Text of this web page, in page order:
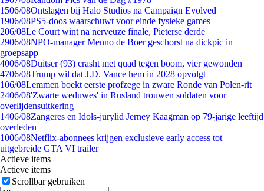
1506/08Ontslagen bij Halo Studios na Campaign Evolved
1906/08PS5-doos waarschuwt voor einde fysieke games
206/08Le Court wint na nerveuze finale, Pieterse derde
2906/08NPO-manager Menno de Boer geschorst na dickpic in
groepsapp
4006/08Duitser (93) crasht met quad tegen boom, vier gewonden
4706/08Trump wil dat J.D. Vance hem in 2028 opvolgt
106/08Lemmen boekt eerste profzege in zware Ronde van Polen-rit
2406/08'Zwarte weduwes' in Rusland trouwen soldaten voor
overlijdensuitkering
1406/08Zangeres en Idols-jurylid Jerney Kaagman op 79-jarige leeftijd
overleden
1006/08Netflix-abonnees krijgen exclusieve early access tot
uitgebreide GTA VI trailer
Actieve items
Actieve items
Scrollbar gebruiken